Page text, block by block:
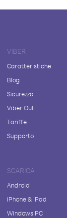
VIBER
Caratteristiche
Blog
Sicurezza
Viber Out
Tariffe
Supporto
SCARICA
Android
iPhone & iPad
Windows PC